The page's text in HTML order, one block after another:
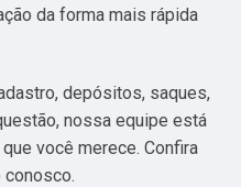
da forma mais rápida
depósitos, saques,
nossa equipe está
você merece. Confira
conosco.